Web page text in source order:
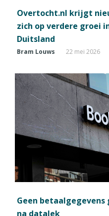
Overtocht.nl krijgt
zich op verdere groei
Duitsland
Bram Louws 22 mei 2026
Geen
na datalek